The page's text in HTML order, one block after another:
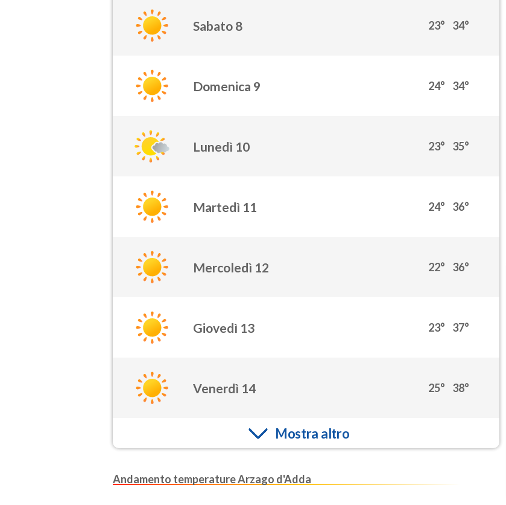
Sabato 8 23° 34°
Domenica 9 24° 34°
Lunedì 10 23° 35°
Martedì 11 24° 36°
Mercoledì 12 22° 36°
Giovedì 13 23° 37°
Venerdì 14 25° 38°
Mostra altro
Andamento temperature Arzago d'Adda